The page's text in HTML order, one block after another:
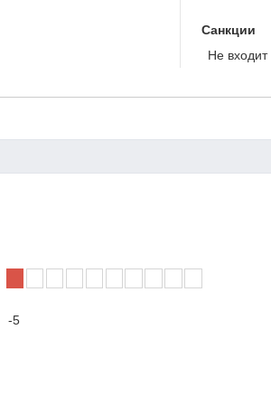
Санкции
Не
-5